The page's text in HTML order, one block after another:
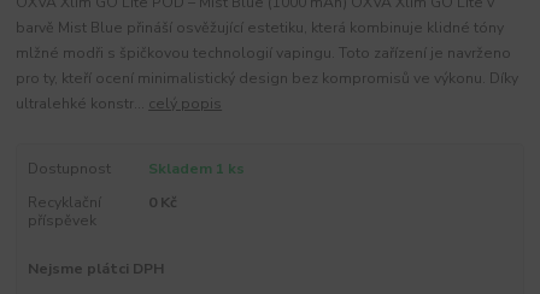
barvě Mist Blue přináší osvěžující estetiku, která kombinuje klidné tóny
mlžné modři s špičkovou technologií vapingu. Toto zařízení je navrženo
pro ty, kteří ocení minimalistický design bez kompromisů ve výkonu. Díky
ultralehké konstr... celý popis
Dostupnost
Skladem 1 ks
Recyklační
příspěvek
0 Kč
Nejsme plátci DPH